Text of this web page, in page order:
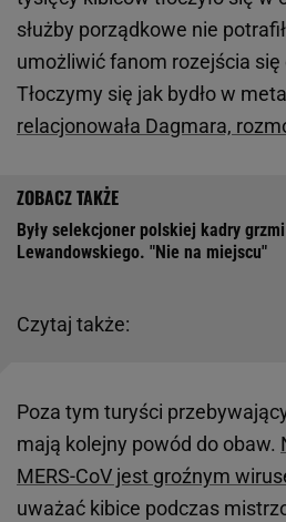
służby porządkowe nie
umożliwić fanom rozejścia się
Tłoczymy się jak bydło w
relacjonowała Dagmara,
Czytaj także:
Były selekcjoner polskiej kadry
Lewandowskiego. "Nie na miejscu"
Poza tym turyści
mają kolejny powód do obaw.
MERS-CoV jest groźnym
uważać kibice podczas